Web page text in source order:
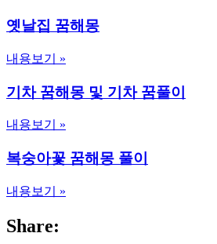
옛날집 꿈해몽
내용보기 »
기차 꿈해몽 및 기차 꿈풀이
내용보기 »
복숭아꽃 꿈해몽 풀이
내용보기 »
Share: